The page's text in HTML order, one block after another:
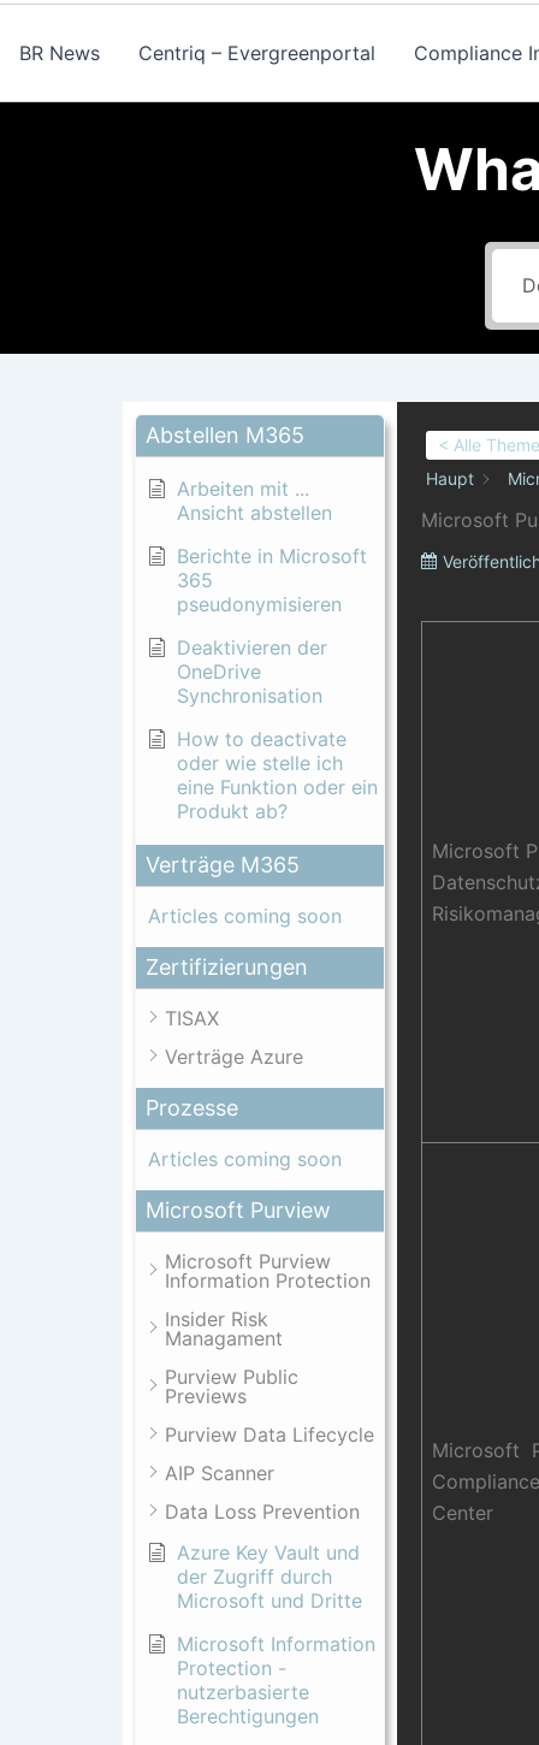
BR News Centriq – Evergreenportal Compliance
Abstellen M365
Arbeiten mit ...
Ansicht abstellen
Berichte in Microsoft
365
pseudonymisieren
Deaktivieren der
OneDrive
Synchronisation
How to deactivate
oder wie stelle ich
eine Funktion oder ein
Produkt ab?
Verträge M365
Articles coming soon
Zertifizierungen
TISAX
Verträge Azure
Prozesse
Articles coming soon
Microsoft Purview
Microsoft Purview
Information Protection
Insider Risk
Managament
Purview Public
Previews
Purview Data Lifecycle
AIP Scanner
Data Loss Prevention
Azure Key Vault und
der Zugriff durch
Microsoft und Dritte
Microsoft Information
Protection -
nutzerbasierte
Berechtigungen
< Alle
Haupt
Microsoft
Microsoft
Microsoft
Compliance
Center